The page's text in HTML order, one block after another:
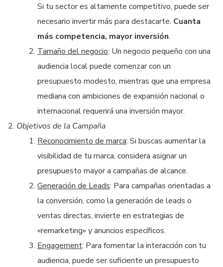
Si tu sector es altamente competitivo, puede ser
necesario invertir más para destacarte. Cuanta
más competencia, mayor inversión.
Tamaño del negocio: Un negocio pequeño con una
audiencia local puede comenzar con un
presupuesto modesto, mientras que una empresa
mediana con ambiciones de expansión nacional o
internacional requerirá una inversión mayor.
Objetivos de la Campaña
Reconocimiento de marca: Si buscas aumentar la
visibilidad de tu marca, considera asignar un
presupuesto mayor a campañas de alcance.
Generación de Leads: Para campañas orientadas a
la conversión, como la generación de leads o
ventas directas, invierte en estrategias de
«remarketing» y anuncios específicos.
Engagement: Para fomentar la interacción con tu
audiencia, puede ser suficiente un presupuesto